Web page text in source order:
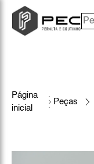
Página
inicial
Peças